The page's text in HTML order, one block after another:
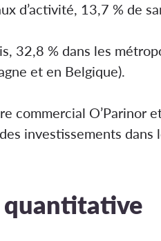
d’activité, 13,7 % de
32,8 % dans les
et en Belgique)​.
commercial O’Parinor
investissements dans
quantitative